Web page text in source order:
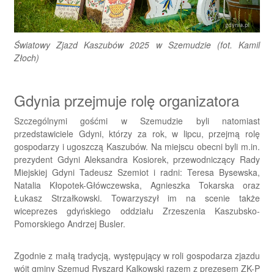
Światowy Zjazd Kaszubów 2025 w Szemudzie (fot. Kamil
Złoch)
Gdynia przejmuje rolę organizatora
Szczególnymi gośćmi w Szemudzie byli natomiast
przedstawiciele Gdyni, którzy za rok, w lipcu, przejmą rolę
gospodarzy i ugoszczą Kaszubów. Na miejscu obecni byli m.in.
prezydent Gdyni Aleksandra Kosiorek, przewodniczący Rady
Miejskiej Gdyni Tadeusz Szemiot i radni: Teresa Bysewska,
Natalia Kłopotek-Główczewska, Agnieszka Tokarska oraz
Łukasz Strzałkowski. Towarzyszył im na scenie także
wiceprezes gdyńskiego oddziału Zrzeszenia Kaszubsko-
Pomorskiego Andrzej Busler.
Zgodnie z małą tradycją, występujący w roli gospodarza zjazdu
wójt gminy Szemud Ryszard Kalkowski razem z prezesem ZK-P